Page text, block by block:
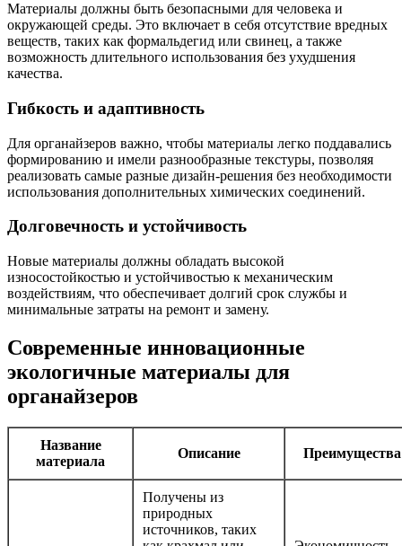
Материалы должны быть безопасными для человека и
окружающей среды. Это включает в себя отсутствие вредных
веществ, таких как формальдегид или свинец, а также
возможность длительного использования без ухудшения
качества.
Гибкость и адаптивность
Для органайзеров важно, чтобы материалы легко поддавались
формированию и имели разнообразные текстуры, позволяя
реализовать самые разные дизайн-решения без необходимости
использования дополнительных химических соединений.
Долговечность и устойчивость
Новые материалы должны обладать высокой
износостойкостью и устойчивостью к механическим
воздействиям, что обеспечивает долгий срок службы и
минимальные затраты на ремонт и замену.
Современные инновационные
экологичные материалы для
органайзеров
Название
материала
Описание Преимущества
Получены из
природных
источников, таких